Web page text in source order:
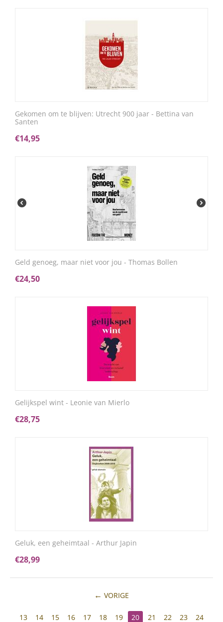
Gekomen om te blijven: Utrecht 900 jaar - Bettina van
Santen
€14,95
Geld genoeg, maar niet voor jou - Thomas Bollen
€24,50
Gelijkspel wint - Leonie van Mierlo
€28,75
Geluk, een geheimtaal - Arthur Japin
€28,99
VORIGE
13 14 15 16 17 18 19 20 21 22 23 24